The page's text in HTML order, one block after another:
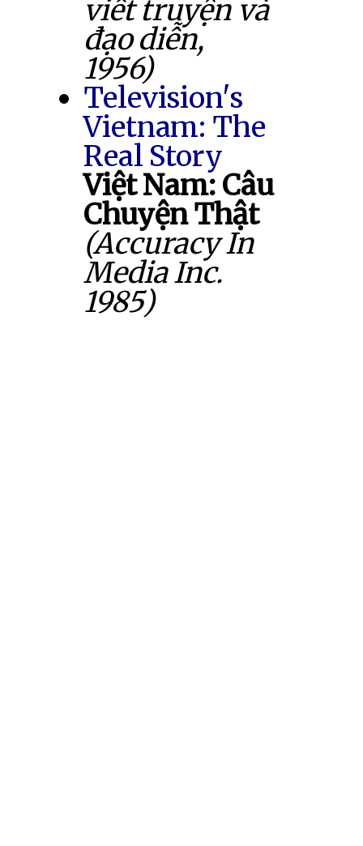
viết truyện và
đạo diễn,
1956)
Television's
Vietnam: The
Real Story
Việt Nam: Câu
Chuyện Thật
(Accuracy In
Media Inc.
1985)